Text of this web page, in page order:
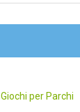
Giochi per Parchi